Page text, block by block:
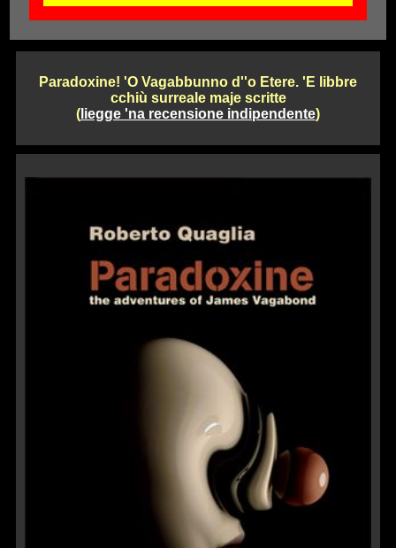
Paradoxine! 'O Vagabbunno d''o Etere. 'E libbre
cchiù surreale maje scritte
( liegge 'na recensione indipendente)